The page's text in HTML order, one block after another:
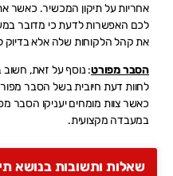
אחריות על תיקון המכשיר. כאשר
לכם האפשרות לדעת כי מדובר
את קהל הלקוחות שלה אלא בדיוק
הסבר מפורט: נוסף על זאת,
לחוות דעת חיובית בשל הסבר
כאשר צוות מומחים יעניקו הסבר
במעבדה מקצועית.
שאלות ותשובות בנושא